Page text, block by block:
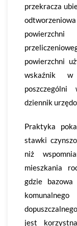
przekracza
odtworzeniowa
powierzchni
wskaźnik w
dziennik
Praktyka
stawki
niż
mieszkania
gdzie
jest